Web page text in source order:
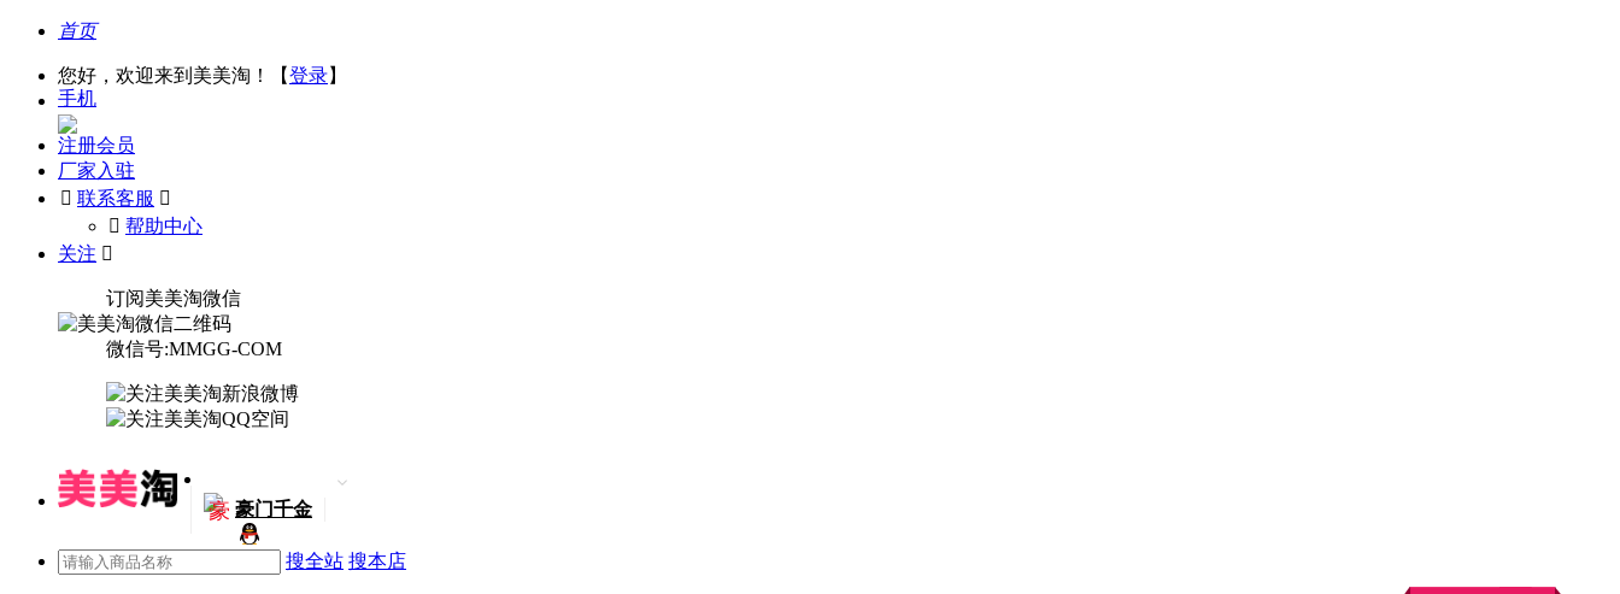
首页
您好，欢迎来到美美淘！【登录】
手机
注册会员
厂家入驻
 联系客服 
󰅃 帮助中心
关注 
订阅美美淘微信
微信号:MMGG-COM
豪 豪门千金
搜全站 搜本店